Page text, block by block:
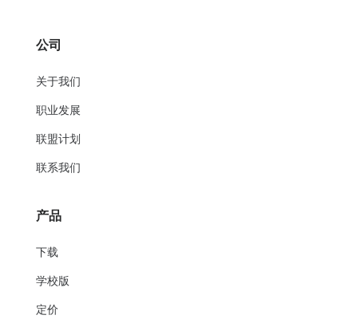
公司
关于我们
职业发展
联盟计划
联系我们
产品
下载
学校版
定价